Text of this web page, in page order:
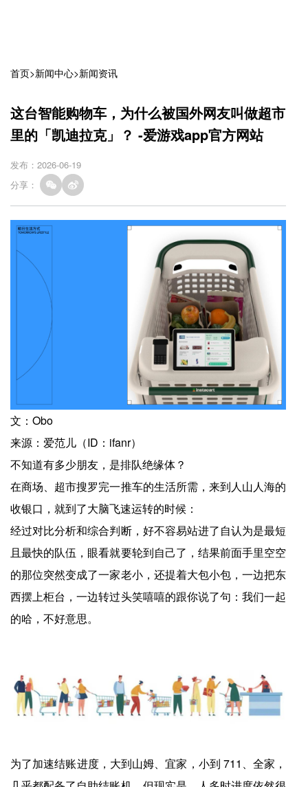
首页>新闻中心>新闻资讯
这台智能购物车，为什么被国外网友叫做超市
里的「凯迪拉克」？ -爱游戏app官方网站
发布：2026-06-19
分享：
文：Obo
来源：爱范儿（ID：ifanr）
不知道有多少朋友，是排队绝缘体？
在商场、超市搜罗完一推车的生活所需，来到人山人海的
收银口，就到了大脑飞速运转的时候：
经过对比分析和综合判断，好不容易站进了自认为是最短
且最快的队伍，眼看就要轮到自己了，结果前面手里空空
的那位突然变成了一家老小，还提着大包小包，一边把东
西摆上柜台，一边转过头笑嘻嘻的跟你说了句：我们一起
的哈，不好意思。
为了加速结账进度，大到山姆、宜家，小到 711、全家，